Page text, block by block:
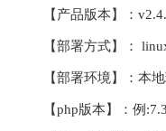
【产品版本】：
【部署方式】：
【部署环境】：本
【php版本】：例:7.3